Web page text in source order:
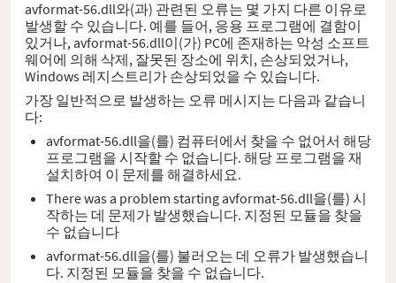
avformat-56.dll와(과) 관련된 오류는 몇 가지 다른 이유로
발생할 수 있습니다. 예를 들어, 응용 프로그램에 결함이
있거나, avformat-56.dll이(가) PC에 존재하는 악성 소프트
웨어에 의해 삭제, 잘못된 장소에 위치, 손상되었거나,
Windows 레지스트리가 손상되었을 수 있습니다.
가장 일반적으로 발생하는 오류 메시지는 다음과 같습니
다:
avformat-56.dll을(를) 컴퓨터에서 찾을 수 없어서 해당
프로그램을 시작할 수 없습니다. 해당 프로그램을 재
설치하여 이 문제를 해결하세요.
There was a problem starting avformat-56.dll을(를) 시
작하는 데 문제가 발생했습니다. 지정된 모듈을 찾을
수 없습니다
avformat-56.dll을(를) 불러오는 데 오류가 발생했습니
다. 지정된 모듈을 찾을 수 없습니다.